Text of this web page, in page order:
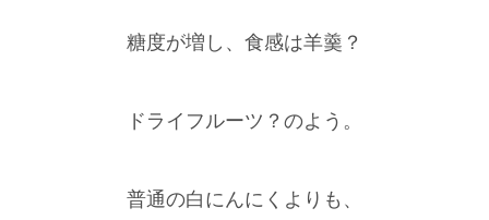
糖度が増し、食感は羊羹？
ドライフルーツ？のよう。
普通の白にんにくよりも、